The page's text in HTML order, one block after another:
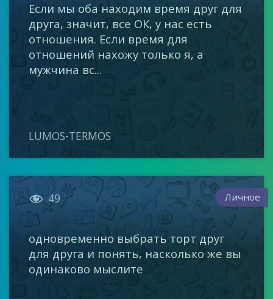
Если мы оба находим время друг для
друга, значит, все ОК, у нас есть
отношения. Если время для
отношений нахожу только я, а
мужчина вс...
LUMOS-TERMOS
 49 Личное
одновременно выбрать торт друг
для друга и понять, насколько же вы
одинаково мыслите